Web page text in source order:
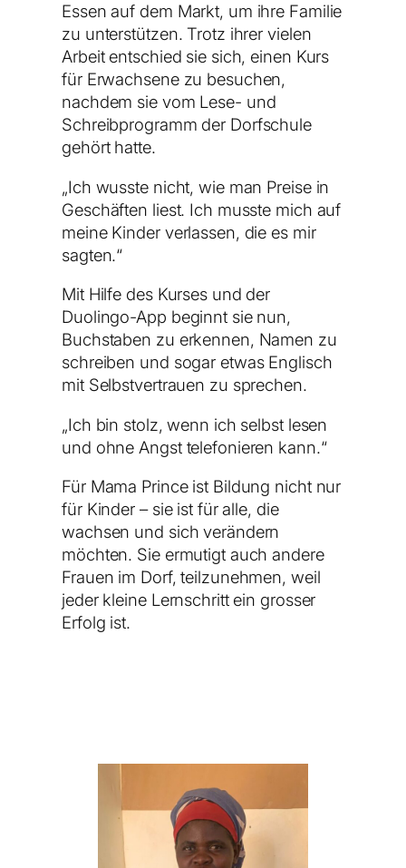
Essen auf dem Markt, um ihre Familie
zu unterstützen. Trotz ihrer vielen
Arbeit entschied sie sich, einen Kurs
für Erwachsene zu besuchen,
nachdem sie vom Lese- und
Schreibprogramm der Dorfschule
gehört hatte.
„Ich wusste nicht, wie man Preise in
Geschäften liest. Ich musste mich auf
meine Kinder verlassen, die es mir
sagten.“
Mit Hilfe des Kurses und der
Duolingo-App beginnt sie nun,
Buchstaben zu erkennen, Namen zu
schreiben und sogar etwas Englisch
mit Selbstvertrauen zu sprechen.
„Ich bin stolz, wenn ich selbst lesen
und ohne Angst telefonieren kann.“
Für Mama Prince ist Bildung nicht nur
für Kinder – sie ist für alle, die
wachsen und sich verändern
möchten. Sie ermutigt auch andere
Frauen im Dorf, teilzunehmen, weil
jeder kleine Lernschritt ein grosser
Erfolg ist.